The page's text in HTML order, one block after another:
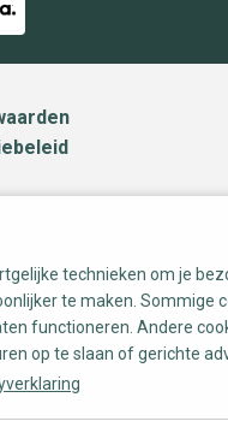
technieken om je
te maken. Sommige
functioneren. Andere
op te slaan of gerichte